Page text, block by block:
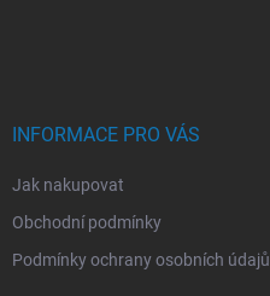
INFORMACE PRO VÁS
Jak nakupovat
Obchodní podmínky
Podmínky ochrany osobních údajů